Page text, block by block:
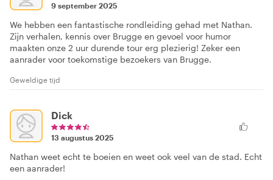
9 september 2025
We hebben een fantastische rondleiding gehad met Nathan.
Zijn verhalen, kennis over Brugge en gevoel voor humor
maakten onze 2 uur durende tour erg plezierig! Zeker een
aanrader voor toekomstige bezoekers van Brugge.
Geweldige tijd
Dick
13 augustus 2025
Nathan weet echt te boeien en weet ook veel van de stad. Echt
een aanrader!